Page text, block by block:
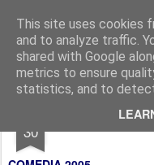
This site uses cookies
and to analyze traffic.
shared with Google
metrics to ensure
statistics, and to
CINE,
30 EL TIGRE